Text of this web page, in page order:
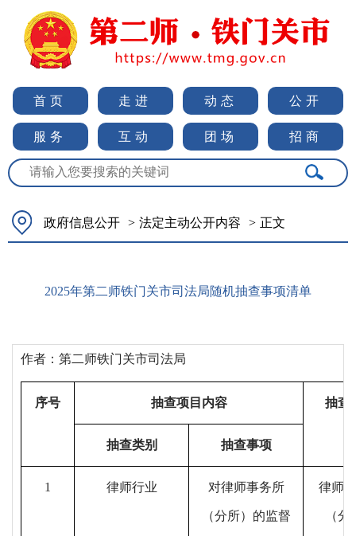
首页 走进 动态 公开
服务 互动 团场 招商
政府信息公开 > 法定主动公开内容 > 正文
2025年第二师铁门关市司法局随机抽查事项清单
作者：第二师铁门关市司法局
序号 抽查项目内容 抽查
抽查类别 抽查事项
1 律师行业 对律师事务所
（分所）的监督
律师
（分